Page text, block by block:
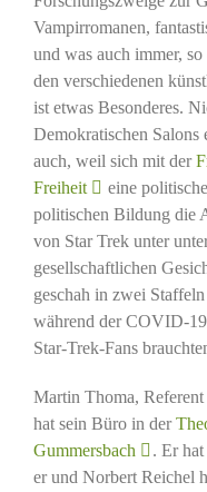
Vampirromanen,
und was auch immer,
den verschiedenen
ist etwas Besonderes.
Demokratischen Salons
auch, weil sich mit der
Freiheit
eine
politischen Bildung die
von Star Trek unter
gesellschaftlichen
geschah in zwei
während der COVID-
Star-Trek-Fans
Martin Thoma,
hat sein Büro in der
Gummersbach
. Er
er und Norbert Reichel